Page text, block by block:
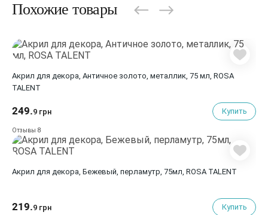
Похожие товары
Акрил для декора, Античное золото, металлик, 75 мл, ROSA
TALENT
249.9 грн Купить
Отзывы 8
Акрил для декора, Бежевый, перламутр, 75мл, ROSA TALENT
219.9 грн Купить